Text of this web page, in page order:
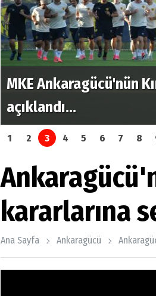
MKE Ankaragücü'nün
açıklandı...
1 2 3 4 5 6 7 8
kararlarına
Ana Sayfa Ankaragücü